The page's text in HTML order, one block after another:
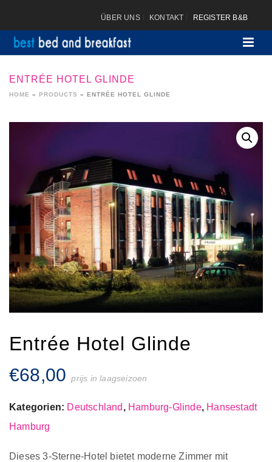
ÜBER UNS KONTAKT REGISTER B&B
ENTRÉE HOTEL GLINDE
HOME » PRODUCTS » ENTRÉE HOTEL GLINDE
Entrée Hotel Glinde
€68,00 prijs in laagseizoen
Kategorien: Deutschland , Hamburg-Glinde, Hansestadt
Hamburg
Dieses 3-Sterne-Hotel bietet moderne Zimmer mit